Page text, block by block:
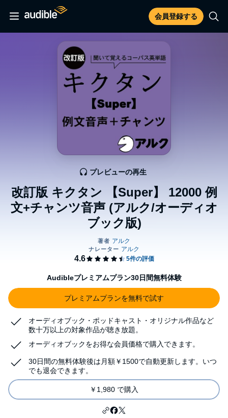
会員登録する
改訂版 キクタン 【Super】 12000 例
文+チャンツ音声 (アルク/オーディオ
ブック版)
プレビューの再生
Audibleプレミアムプラン30日間無料体験
プレミアムプランを無料で試す
オーディオブック・ポッドキャスト・オリジナル作品など
数十万以上の対象作品が聴き放題。
オーディオブックをお得な会員価格で購入できます。
30日間の無料体験後は月額￥1500で自動更新します。いつ
でも退会できます。
￥1,980 で購入